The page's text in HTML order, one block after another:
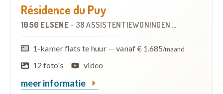
Résidence du Puy
1050 ELSENE - 38 ASSISTENTIEWONINGEN OP
1-kamer flats te huur — vanaf € 1.685/maand
12 foto's video
meer informatie